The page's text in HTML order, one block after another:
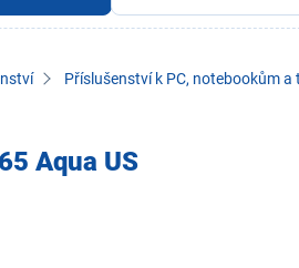
Příslušenství k PC, notebookům a
Aqua US